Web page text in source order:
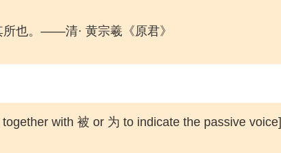
也。——清· 黄宗羲《原君》
with 被 or 为 to indicate the passive voice]